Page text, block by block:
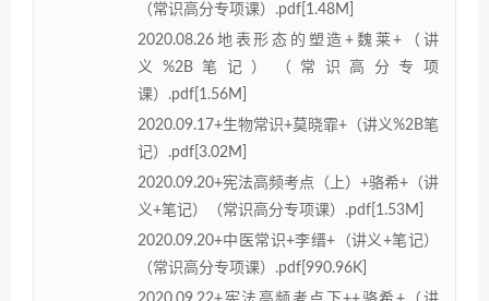
（常识高分专项课）.pdf[1.48M]
2020.08.26地表形态的塑造+魏莱+（讲
义%2B笔记）（常识高分专项
课）.pdf[1.56M]
2020.09.17+生物常识+莫晓霏+（讲义%2B笔
记）.pdf[3.02M]
2020.09.20+宪法高频考点（上）+骆希+（讲
义+笔记）（常识高分专项课）.pdf[1.53M]
2020.09.20+中医常识+李缙+（讲义+笔记）
（常识高分专项课）.pdf[990.96K]